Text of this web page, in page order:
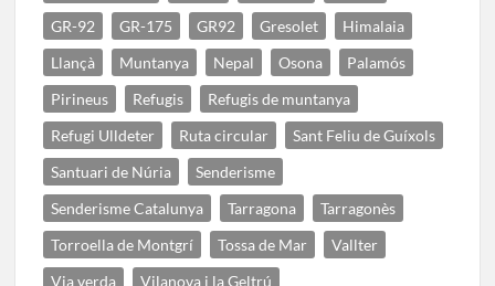
GR-92
GR-175 GR92 Gresolet
Himalaia
Llançà
Muntanya Nepal Osona
Palamós
Pirineus
Refugis
Refugis de muntanya
Refugi Ulldeter
Ruta circular
Sant Feliu de Guíxols
Santuari de Núria
Senderisme
Senderisme Catalunya
Tarragona
Tarragonès
Torroella de Montgrí
Tossa de Mar
Vallter
Via verda
Vilanova i la Geltrú